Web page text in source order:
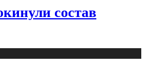
состав